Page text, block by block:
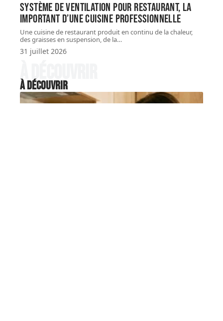
Système de ventilation pour restaurant, la
important d’une cuisine professionnelle
Une cuisine de restaurant produit en continu de la chaleur,
des graisses en suspension, de la…
31 juillet 2026
À découvrir
À découvrir